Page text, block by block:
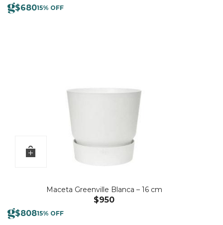
$68015% OFF
Maceta Greenville Blanca – 16 cm
$950
$80815% OFF